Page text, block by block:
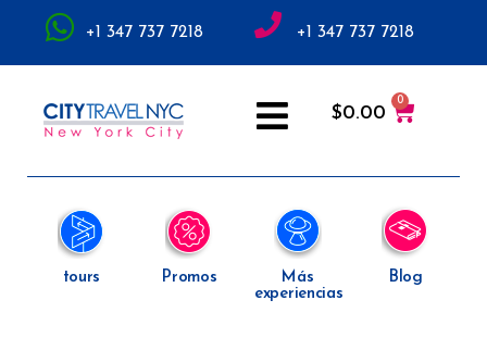
+1 347 737 7218 +1 347 737 7218
$0.00
tours Promos
Más
experiencias
Blog